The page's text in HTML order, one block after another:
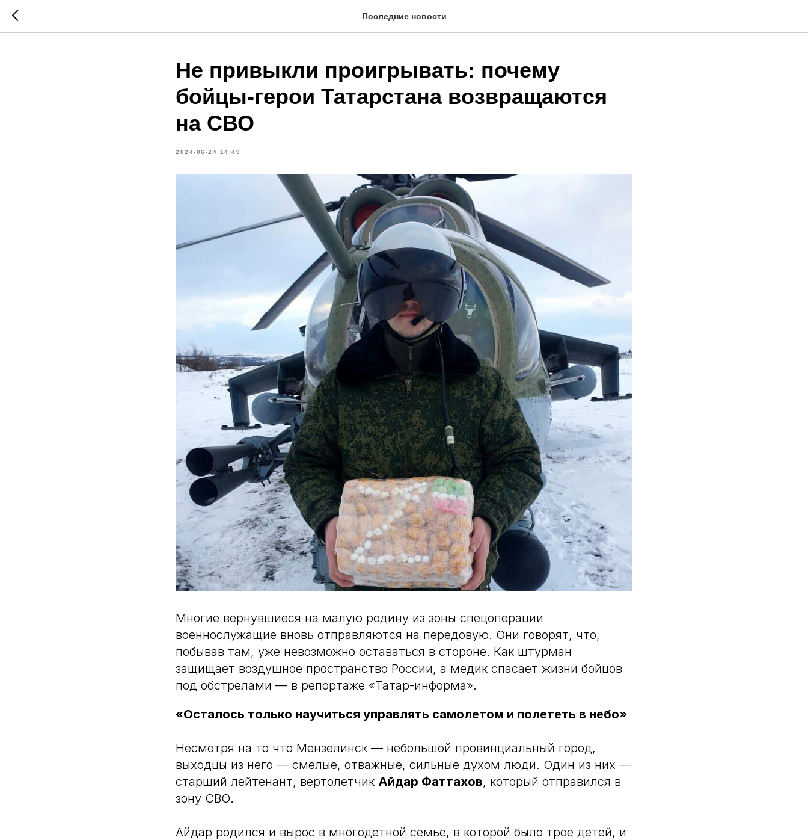
Последние новости
Не привыкли проигрывать: почему
бойцы-герои Татарстана возвращаются
на СВО
2024-06-24 14:49
Многие вернувшиеся на малую родину из зоны спецоперации
военнослужащие вновь отправляются на передовую. Они говорят, что,
побывав там, уже невозможно оставаться в стороне. Как штурман
защищает воздушное пространство России, а медик спасает жизни бойцов
под обстрелами — в репортаже «Татар-информа».
«Осталось только научиться управлять самолетом и полететь в небо»
Несмотря на то что Мензелинск — небольшой провинциальный город,
выходцы из него — смелые, отважные, сильные духом люди. Один из них —
старший лейтенант, вертолетчик Айдар Фаттахов, который отправился в
зону СВО.
Айдар родился и вырос в многодетной семье, в которой было трое детей, и